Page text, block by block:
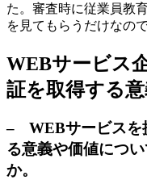
た。審査時に従業員教
を見てもらうだけなの
WEBサービス
証を取得する
– WEBサービスを
る意義や価値につ
か。